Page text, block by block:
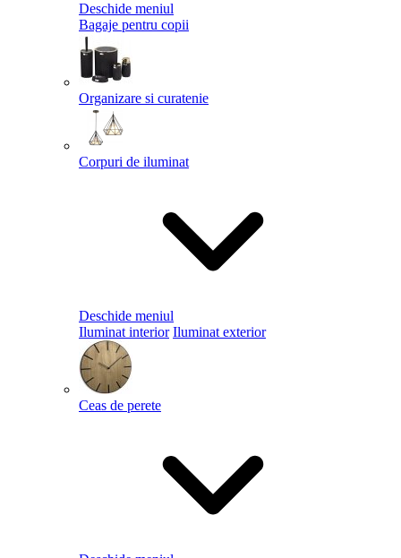
Deschide meniul
Bagaje pentru copii
Organizare si curatenie
Corpuri de iluminat
Deschide meniul
Iluminat interior Iluminat exterior
Ceas de perete